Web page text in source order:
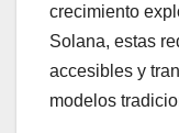
crecimiento
Solana, estas
accesibles y
modelos